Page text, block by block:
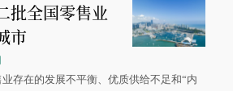
批全国零售业
市
存在的发展不平衡、优质供给不足和“内